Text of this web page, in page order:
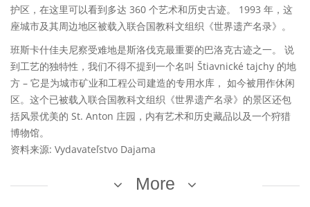
护区，在这里可以看到多达 360 个艺术和历史古迹。 1993 年，这
座城市及其周边地区被载入联合国教科文组织《世界遗产名录》。
班斯卡什佳夫尼察受难地是斯洛伐克最重要的巴洛克古迹之一。 说
到工艺的独特性，我们不得不提到一个名叫 Štiavnické tajchy 的地
方 – 它是为城市矿业和工程公司建造的专用水库， 如今被用作休闲
区。这个已被载入联合国教科文组织《世界遗产名录》的景区还包
括风景优美的 St. Anton 庄园，内有艺术和历史藏品以及一个狩猎
博物馆。
资料来源: Vydavateľstvo Dajama
More